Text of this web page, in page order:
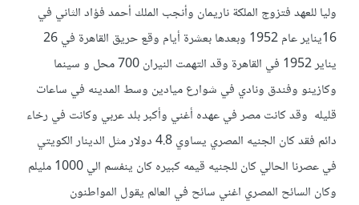
وليا للعهد فتزوج الملكة ناريمان وأنجب الملك أحمد فؤاد الثاني في
16يناير عام 1952 وبعدها بعشرة أيام وقع حريق القاهرة في 26
يناير 1952 في القاهرة وقد التهمت النيران 700 محل و سينما
وكازينو وفندق ونادي في شوارع ميادين وسط المدينه في ساعات
قليله وقد كانت مصر في عهده أغني وأكبر بلد عربي وكانت في رخاء
دائم فقد كان الجنيه المصري يساوي 4.8 دولار مثل الدينار الكويتي
في عصرنا الحالي كان للجنيه قيمه كبيره كان ينفسم الي 1000 مليلم
وكان السائح المصري اغني سائح في العالم يقول المواطنون